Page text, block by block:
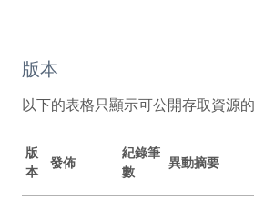
版本
以下的表格只顯示可公開存取資源的
版
本
發佈
紀錄筆
數
異動摘要